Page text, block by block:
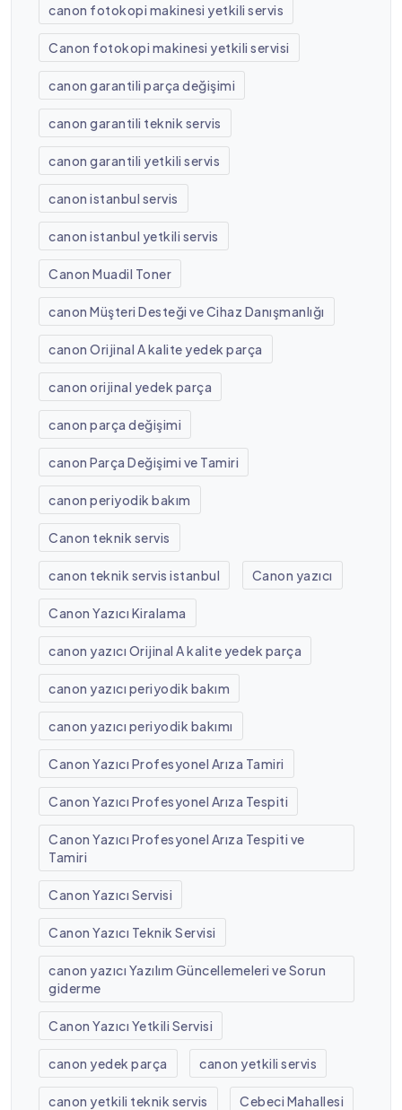
canon fotokopi makinesi yetkili servis
Canon fotokopi makinesi yetkili servisi
canon garantili parça değişimi
canon garantili teknik servis
canon garantili yetkili servis
canon istanbul servis
canon istanbul yetkili servis
Canon Muadil Toner
canon Müşteri Desteği ve Cihaz Danışmanlığı
canon Orijinal A kalite yedek parça
canon orijinal yedek parça
canon parça değişimi
canon Parça Değişimi ve Tamiri
canon periyodik bakım
Canon teknik servis
canon teknik servis istanbul Canon yazıcı
Canon Yazıcı Kiralama
canon yazıcı Orijinal A kalite yedek parça
canon yazıcı periyodik bakım
canon yazıcı periyodik bakımı
Canon Yazıcı Profesyonel Arıza Tamiri
Canon Yazıcı Profesyonel Arıza Tespiti
Canon Yazıcı Profesyonel Arıza Tespiti ve
Tamiri
Canon Yazıcı Servisi
Canon Yazıcı Teknik Servisi
canon yazıcı Yazılım Güncellemeleri ve Sorun
giderme
Canon Yazıcı Yetkili Servisi
canon yedek parça canon yetkili servis
canon yetkili teknik servis Cebeci Mahallesi